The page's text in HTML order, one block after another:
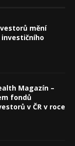
mění
Magazín –
fondů
v ČR v roce